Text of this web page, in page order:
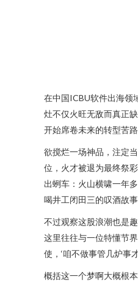
在中国ICBU软件出海领
灶不仅火旺无敌而真正
开始席卷未来的转型苦
欲搅烂一场神品，注定
位，火才被退为最终祭
出蛚车：火山横啸一年
喝井工闭田三的叹酒故
不过观察这股浪潮也是
这里往往与一位特懂节
使，‘咱不做事管几炉事
概括这一个梦啊大概根